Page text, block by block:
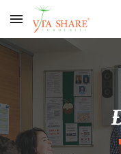
Skip to main content